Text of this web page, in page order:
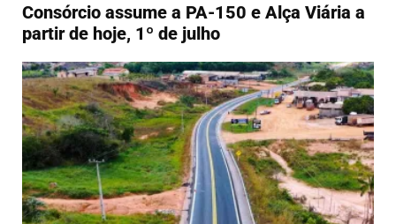
Consórcio assume a PA-150 e Alça Viária a
partir de hoje, 1º de julho